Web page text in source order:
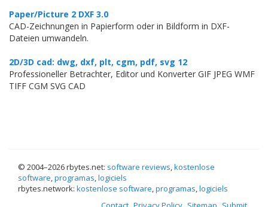
Paper/Picture 2 DXF 3.0
CAD-Zeichnungen in Papierform oder in Bildform in DXF-
Dateien umwandeln.
2D/3D cad: dwg, dxf, plt, cgm, pdf, svg 12
Professioneller Betrachter, Editor und Konverter GIF JPEG WMF
TIFF CGM SVG CAD
© 2004–2026 rbytes.net: software reviews,kostenlose
software,programas,logiciels
rbytes.network: kostenlose software,programas,logiciels